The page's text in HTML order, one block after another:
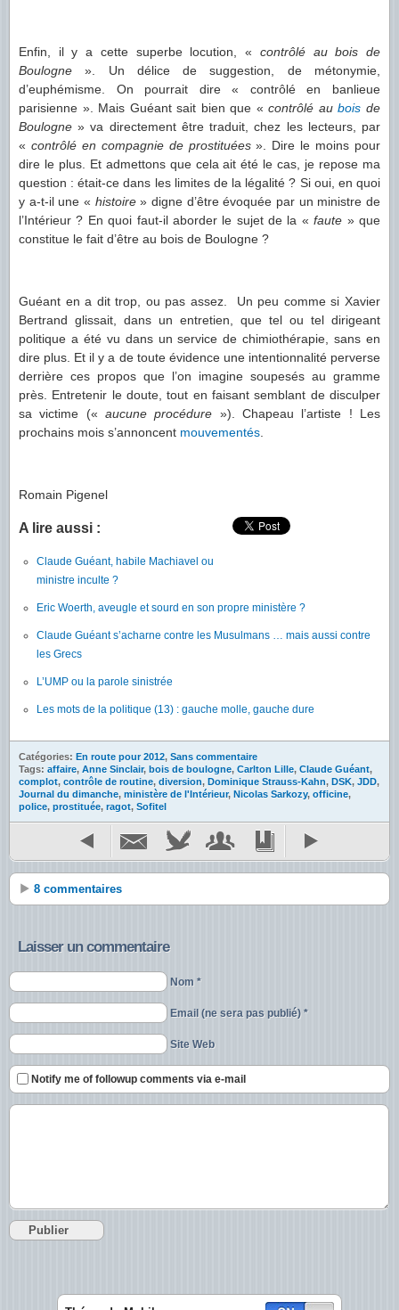
Enfin, il y a cette superbe locution, « contrôlé au bois de
Boulogne ». Un délice de suggestion, de métonymie,
d’euphémisme. On pourrait dire « contrôlé en banlieue
parisienne ». Mais Guéant sait bien que «contrôlé aubois de
Boulogne » va directement être traduit, chez les lecteurs, par
« contrôlé en compagnie de prostituées». Dire le moins pour
dire le plus. Et admettons que cela ait été le cas, je repose ma
question : était-ce dans les limites de la légalité ? Si oui, en quoi
y a-t-il une « histoire» digne d’être évoquée par un ministre de
l’Intérieur ? En quoi faut-il aborder le sujet de la « faute » que
constitue le fait d’être au bois de Boulogne ?
Guéant en a dit trop, ou pas assez. Un peu comme si Xavier
Bertrand glissait, dans un entretien, que tel ou tel dirigeant
politique a été vu dans un service de chimiothérapie, sans en
dire plus. Et il y a de toute évidence une intentionnalité perverse
derrière ces propos que l’on imagine soupesés au gramme
près. Entretenir le doute, tout en faisant semblant de disculper
sa victime (« aucune procédure »). Chapeau l’artiste ! Les
prochains mois s’annoncent mouvementés
Romain Pigenel
A lire aussi :
Claude Guéant, habile Machiavel ou
ministre inculte ?
Eric Woerth, aveugle et sourd en son propre ministère ?
Claude Guéant s’acharne contre les Musulmans … mais aussi contre
les Grecs
L’UMP ou la parole sinistrée
Les mots de la politique (13) : gauche molle, gauche dure
Catégories: En route pour 2012, Sans commentaire
Tags: affaire, Anne Sinclair, bois de boulogne, Carlton Lille, Claude Guéant,
complot, contrôle de routine, diversion, Dominique Strauss-Kahn, DSK, JDD,
Journal du dimanche, ministère de l'Intérieur, Nicolas Sarkozy, officine,
police, prostituée, ragot, Sofitel
8 commentaires
Laisser un commentaire
Nom *
Email (ne sera pas publié) *
Site Web
Notify me of followup comments via e-mail